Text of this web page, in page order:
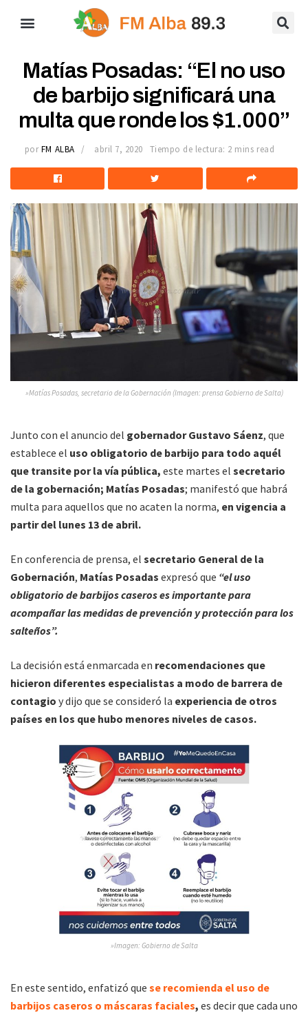
Matías Posadas: “El no uso
de barbijo significará una
multa que ronde los $1.000”
por FM ALBA abril 7, 2020 Tiempo de lectura: 2 mins read
»Matías Posadas, secretario de la Gobernación (Imagen: prensa Gobierno de Salta)
Junto con el anuncio del gobernador Gustavo Sáenz, que
establece el uso obligatorio de barbijo para todo aquél
que transite por la vía pública, este martes el secretario
de la gobernación; Matías Posadas; manifestó que habrá
multa para aquellos que no acaten la norma, en vigencia a
partir del lunes 13 de abril.
En conferencia de prensa, el secretario General de la
Gobernación, Matías Posadas expresó que “el uso
obligatorio de barbijos caseros es importante para
acompañar las medidas de prevención y protección para los
salteños”.
La decisión está enmarcada en recomendaciones que
hicieron diferentes especialistas a modo de barrera de
contagio y dijo que se consideró la experiencia de otros
países en los que hubo menores niveles de casos.
»Imagen: Gobierno de Salta
En este sentido, enfatizó que se recomienda el uso de
barbijos caseros o máscaras faciales, es decir que cada uno